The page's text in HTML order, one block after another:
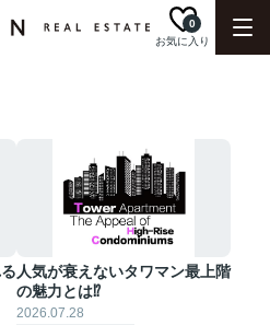
お気に入り
0
人気が衰えないタワマン最上階
の魅力とは⁉︎
2026.07.28